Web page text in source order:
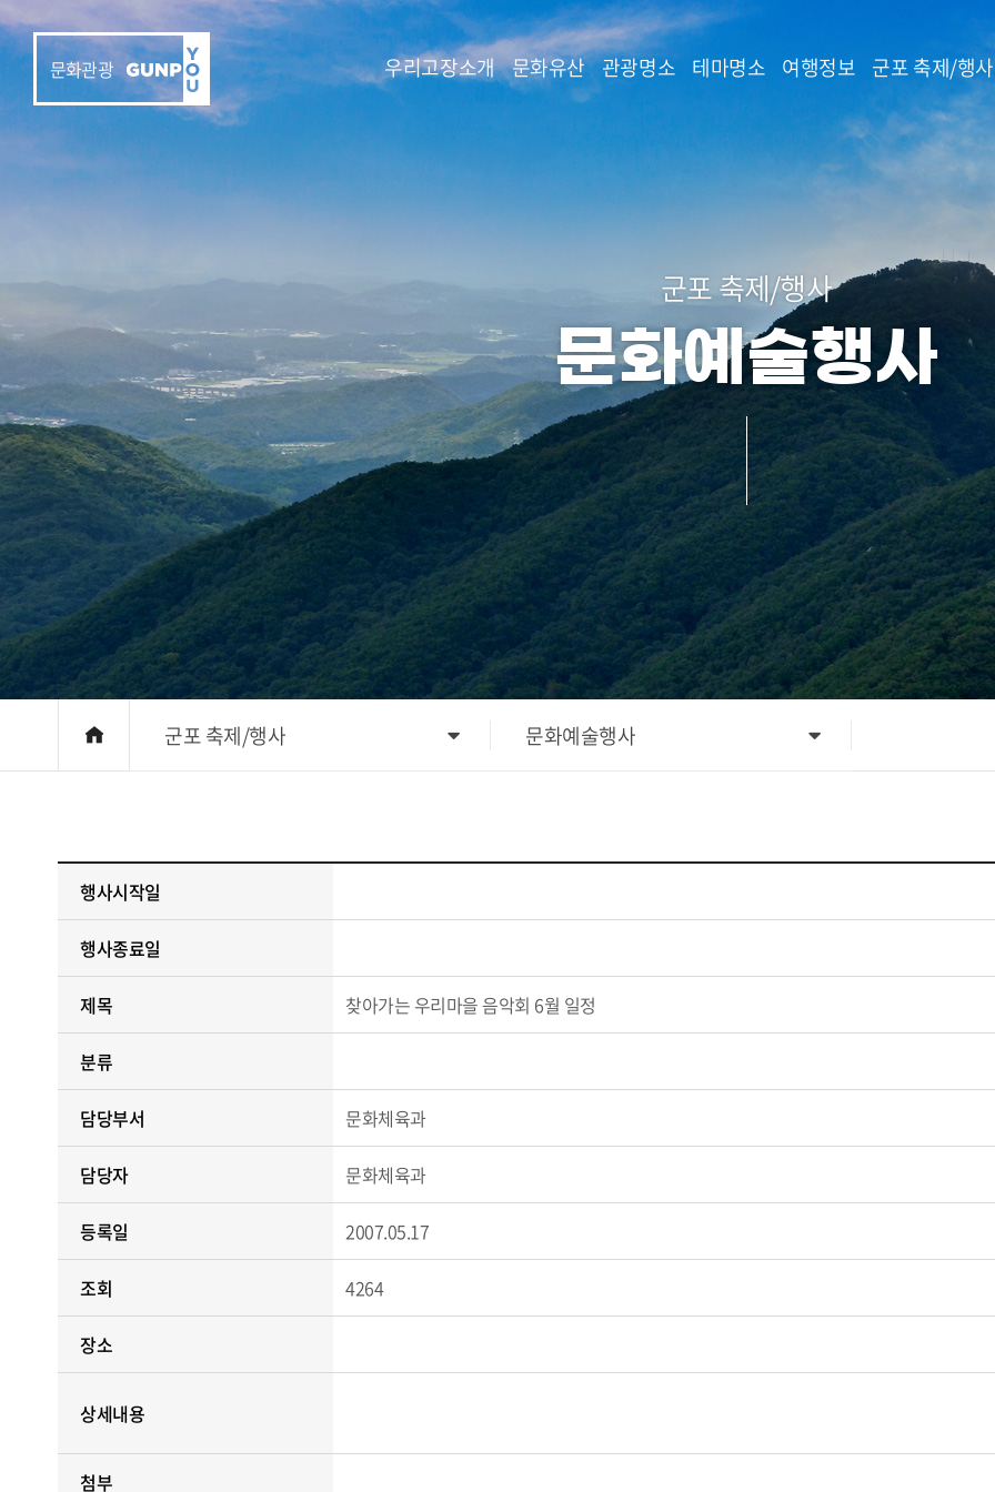
본문 바로가기
문화관광 우리고장소개 문화유산 관광명소 테마명소 여행정보 군포 축제/행사
군포 축제/행사
문화예술행사
군포 축제/행사 문화예술행사
행사시작일
행사종료일
제목 찾아가는 우리마을 음악회 6월 일정
분류
담당부서 문화체육과
담당자 문화체육과
등록일 2007.05.17
조회 4264
장소
상세내용
첨부